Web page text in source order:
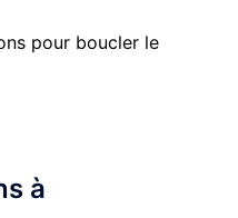
pour boucler le
à